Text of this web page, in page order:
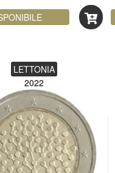
LETTONIA
2022